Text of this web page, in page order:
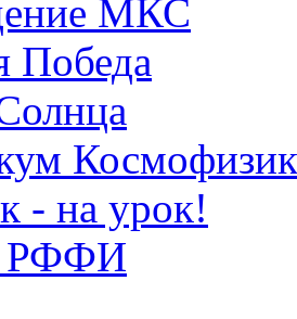
МКС
Победа
- на урок!
РФФИ